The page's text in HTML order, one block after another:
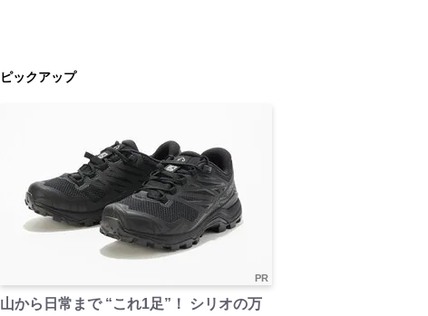
ピックアップ
PR
山から日常まで “これ1足”！ シリオの万